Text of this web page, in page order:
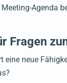
Agenda
Fragen
eine neue